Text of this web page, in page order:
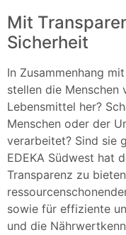
Mit
Sicherheit
In Zusammenhang
stellen die Menschen
Lebensmittel her?
Menschen oder der
verarbeitet? Sind sie
EDEKA Südwest hat
Transparenz zu
sowie für effiziente
und die